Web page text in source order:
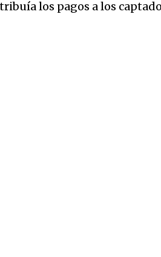
los pagos a los